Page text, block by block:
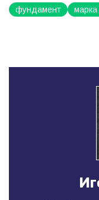
фундамент